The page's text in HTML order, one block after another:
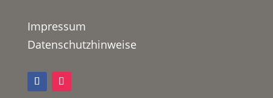
Impressum
Datenschutzhinweise